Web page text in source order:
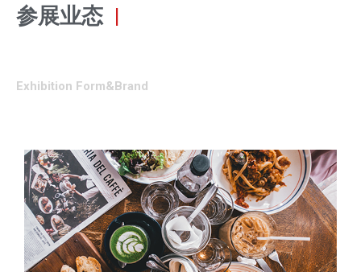
参展业态 |
Exhibition Form&Brand